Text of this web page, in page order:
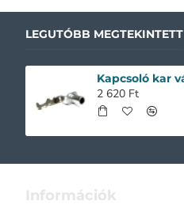
LEGUTÓBB MEGTEKINTETT
2 620 Ft
Információk